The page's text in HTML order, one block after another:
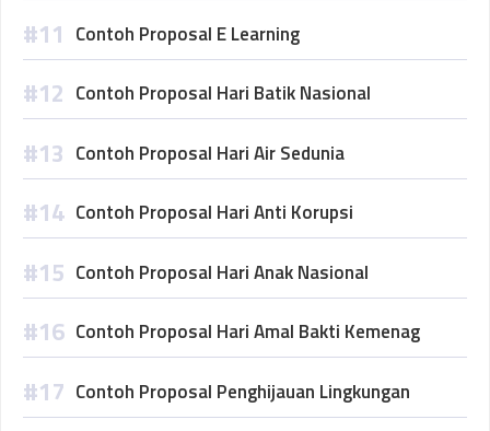
Contoh Proposal E Learning
Contoh Proposal Hari Batik Nasional
Contoh Proposal Hari Air Sedunia
Contoh Proposal Hari Anti Korupsi
Contoh Proposal Hari Anak Nasional
Contoh Proposal Hari Amal Bakti Kemenag
Contoh Proposal Penghijauan Lingkungan